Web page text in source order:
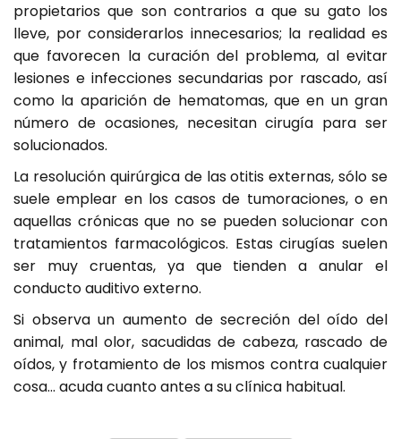
propietarios que son contrarios a que su gato los
lleve, por considerarlos innecesarios; la realidad es
que favorecen la curación del problema, al evitar
lesiones e infecciones secundarias por rascado, así
como la aparición de hematomas, que en un gran
número de ocasiones, necesitan cirugía para ser
solucionados.
La resolución quirúrgica de las otitis externas, sólo se
suele emplear en los casos de tumoraciones, o en
aquellas crónicas que no se pueden solucionar con
tratamientos farmacológicos. Estas cirugías suelen
ser muy cruentas, ya que tienden a anular el
conducto auditivo externo.
Si observa un aumento de secreción del oído del
animal, mal olor, sacudidas de cabeza, rascado de
oídos, y frotamiento de los mismos contra cualquier
cosa... acuda cuanto antes a su clínica habitual.